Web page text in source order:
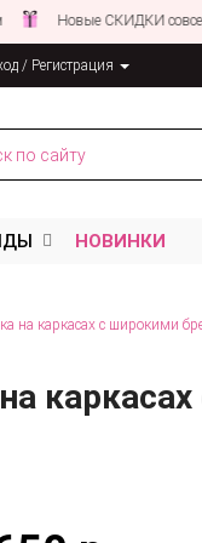
Новые СКИДКИ совсем
/ Регистрация
НОВИНКИ
на каркасах с широкими